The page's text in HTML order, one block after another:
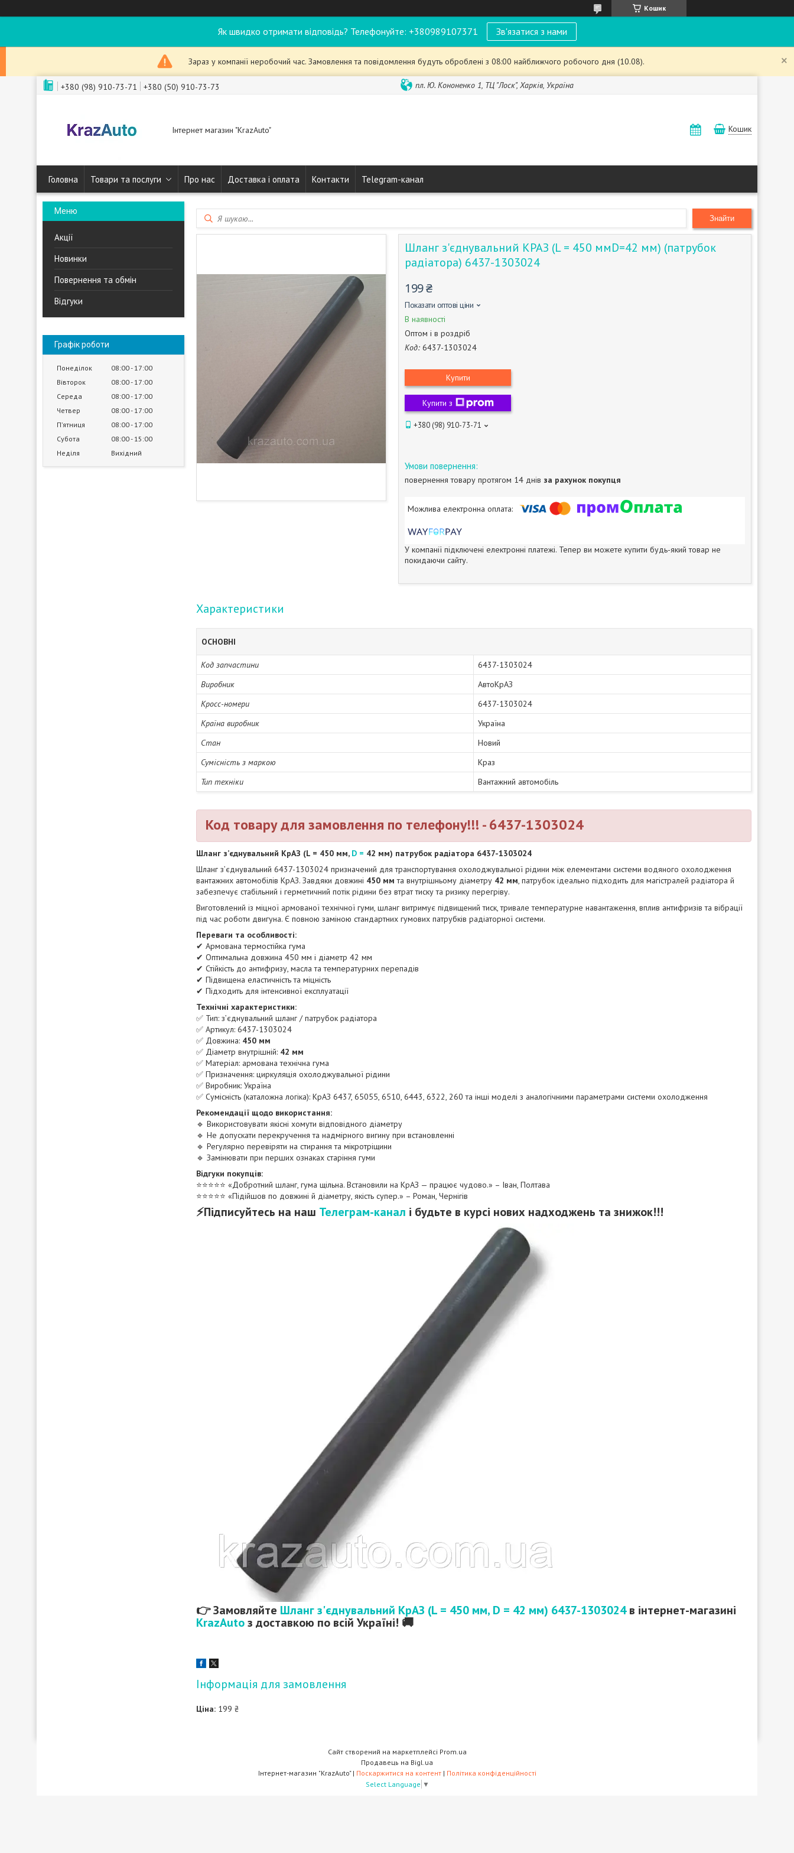
Кошик
Як швидко отримати відповідь? Телефонуйте: +380989107371 Зв'язатися з нами
Зараз у компанії неробочий час. Замовлення та повідомлення будуть оброблені з 08:00 найближчого робочого дня (10.08).
+380 (98) 910-73-71 +380 (50) 910-73-73 пл. Ю. Кононенко 1, ТЦ "Лоск", Харків, Україна
Інтернет магазин "KrazAuto" Кошик
Головна Товари та послуги Про нас Доставка і оплата Контакти Telegram-канал
Акції
Новинки
Повернення та обмін
Відгуки
Графік роботи
Понеділок 08:00 17:00
Вівторок
08:00 17:00
Середа
08:00 17:00
Четвер
08:00 17:00
Пʼятниця
08:00 17:00
Субота
08:00 15:00
Неділя
Вихідний
Знайти
Шланг з'єднувальний КРАЗ (L = 450 ммD=42 мм) (патрубок
радіатора) 6437-1303024
199 ₴
Показати оптові ціни
В наявності
Оптом і в роздріб
Код: 6437-1303024
Купити
Купити з
+380 (98) 910-73-71
повернення товару протягом 14 днів за рахунок покупця
У компанії підключені електронні платежі. Тепер ви можете купити будь-який товар не
покидаючи сайту.
Характеристики
ОСНОВНІ
Код запчастини
6437-1303024
Виробник
АвтоКрАЗ
Кросс-номери
6437-1303024
Країна виробник
Україна
Стан
Новий
Сумісність з маркою
Краз
Тип техніки
Вантажний автомобіль
Код товару для замовлення по телефону!!! - 6437-1303024
Шланг з’єднувальний КрАЗ (L = 450 мм,D = 42 мм) патрубок радіатора 6437-1303024
Шланг з’єднувальний 6437-1303024 призначений для транспортування охолоджувальної рідини між елементами системи водяного охолодження
вантажних автомобілів КрАЗ. Завдяки довжині 450 мм та внутрішньому діаметру 42 мм, патрубок ідеально підходить для магістралей радіатора й
забезпечує стабільний і герметичний потік рідини без втрат тиску та ризику перегріву.
Виготовлений із міцної армованої технічної гуми, шланг витримує підвищений тиск, тривале температурне навантаження, вплив антифризів та вібрації
під час роботи двигуна. Є повною заміною стандартних гумових патрубків радіаторної системи.
Переваги та особливості:
✔ Армована термостійка гума
✔ Оптимальна довжина 450 мм і діаметр 42 мм
✔ Стійкість до антифризу, масла та температурних перепадів
✔ Підвищена еластичність та міцність
✔ Підходить для інтенсивної експлуатації
Технічні характеристики:
✅ Тип: з’єднувальний шланг / патрубок радіатора
✅ Артикул: 6437-1303024
✅ Довжина: 450 мм
✅ Діаметр внутрішній: 42 мм
✅ Матеріал: армована технічна гума
✅ Призначення: циркуляція охолоджувальної рідини
✅ Виробник: Україна
✅ Сумісність (каталожна логіка): КрАЗ 6437, 65055, 6510, 6443, 6322, 260 та інші моделі з аналогічними параметрами системи охолодження
Рекомендації щодо використання:
🔹 Використовувати якісні хомути відповідного діаметру
🔹 Не допускати перекручення та надмірного вигину при встановленні
🔹 Регулярно перевіряти на стирання та мікротріщини
🔹 Замінювати при перших ознаках старіння гуми
Відгуки покупців:
⭐️⭐️⭐️⭐️⭐️ «Добротний шланг, гума щільна. Встановили на КрАЗ — працює чудово.» – Іван, Полтава
⭐️⭐️⭐️⭐️⭐️ «Підійшов по довжині й діаметру, якість супер.» – Роман, Чернігів
⚡Підписуйтесь на наш Телеграм-канал і будьте в курсі нових надходжень та знижок!!!
👉 Замовляйте Шланг з'єднувальний КрАЗ (L = 450 мм, D = 42 мм) 6437-1303024в інтернет-магазині
KrazAutoз доставкою по всій Україні! 🚚
Інформація для замовлення
Ціна: 199 ₴
Сайт створений на маркетплейсі Prom.ua
Продавець на Bigl.ua
Інтернет-магазин "KrazAuto" | Поскаржитися на контент | Політика конфіденційності
Select Language ▼